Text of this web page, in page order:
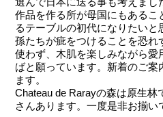
作品を作る所が母国にもある
るテーブルの初代になりたいと
孫たちが疵をつけることを恐
使わず、木肌を楽しみながら
ばと願っています。新着のご案
ます。
Chateau de Rarayの森は原生林
さんあります。一度是非お揃い